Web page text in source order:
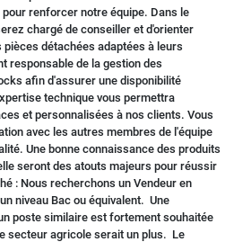
renforcer notre équipe. Dans le
chargé de conseiller et d'orienter
détachées adaptées à leurs
responsable de la gestion des
afin d'assurer une disponibilité
technique vous permettra
et personnalisées à nos clients. Vous
avec les autres membres de l'équipe
Une bonne connaissance des produits
seront des atouts majeurs pour réussir
: Nous recherchons un Vendeur en
niveau Bac ou équivalent. Une
poste similaire est fortement souhaitée
secteur agricole serait un plus. Le